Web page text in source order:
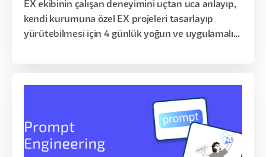
EX ekibinin çalışan deneyimini uçtan uca anlayıp,
kendi kurumuna özel EX projeleri tasarlayıp
yürütebilmesi için 4 günlük yoğun ve uygulamalı